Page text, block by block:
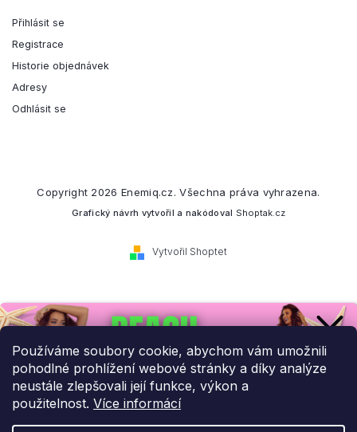
Používáme soubory cookie, abychom vám umožnili
pohodlné prohlížení webové stránky a díky analýze
neustále zlepšovali její funkce, výkon a
použitelnost. Více informácí
Přihlásit se
Registrace
Historie objednávek
Adresy
Odhlásit se
Vytvořil Shoptet
Copyright 2026 Enemiq.cz. Všechna práva vyhrazena.
Grafický návrh vytvořil a nakódoval Shoptak.cz
Přihlaste se k našemu
newsletteru.
Budeme vám posílat informace o našich novinkách a slevových
akcích.